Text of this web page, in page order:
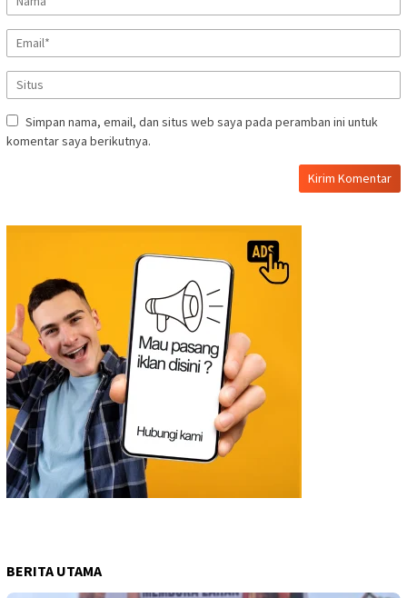
Simpan nama, email, dan situs web saya pada peramban ini untuk
komentar saya berikutnya.
BERITA UTAMA